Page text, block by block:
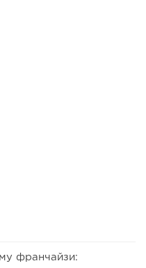
франчайзи: